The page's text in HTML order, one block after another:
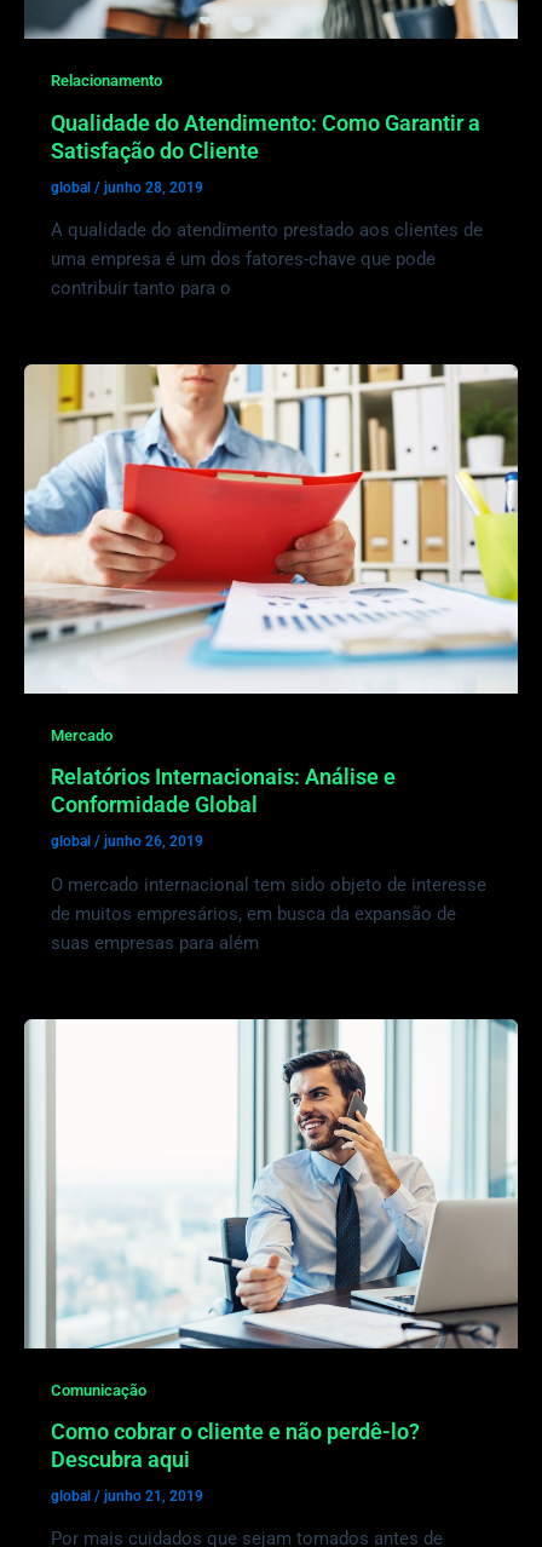
Relacionamento
Qualidade do Atendimento: Como Garantir a
Satisfação do Cliente
global / junho 28, 2019
A qualidade do atendimento prestado aos clientes de
uma empresa é um dos fatores-chave que pode
contribuir tanto para o
Mercado
Relatórios Internacionais: Análise e
Conformidade Global
global / junho 26, 2019
O mercado internacional tem sido objeto de interesse
de muitos empresários, em busca da expansão de
suas empresas para além
Comunicação
Como cobrar o cliente e não perdê-lo?
Descubra aqui
global / junho 21, 2019
Por mais cuidados que sejam tomados antes de